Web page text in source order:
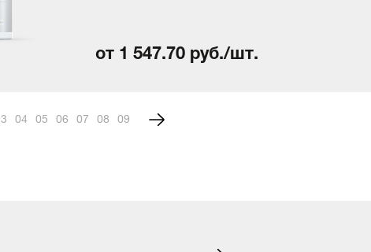
от 1 547.70 руб./шт.
3 4 5 6 7 8 9